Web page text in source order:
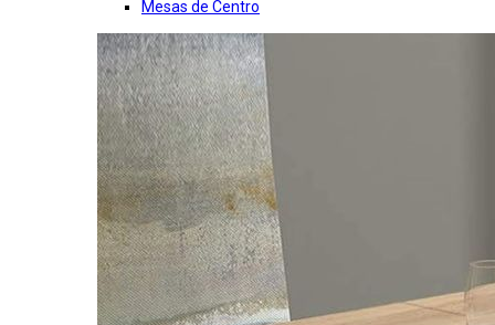
Mesas de Centro